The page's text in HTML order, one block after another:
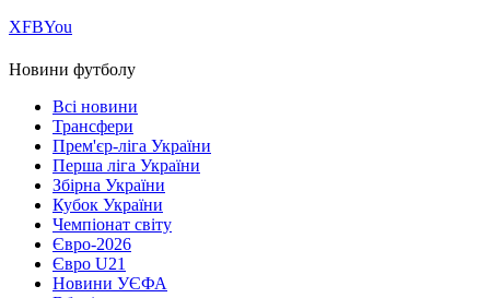
ХFBYou
Новини футболу
Всі новини
Трансфери
Прем'єр-ліга України
Перша ліга України
Збірна України
Кубок України
Чемпіонат світу
Євро-2026
Євро U21
Новини УЄФА